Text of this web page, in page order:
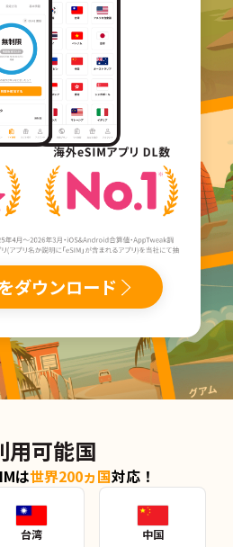
ダウンロード
用可能国
は世界200ヵ国対応！
台湾 中国